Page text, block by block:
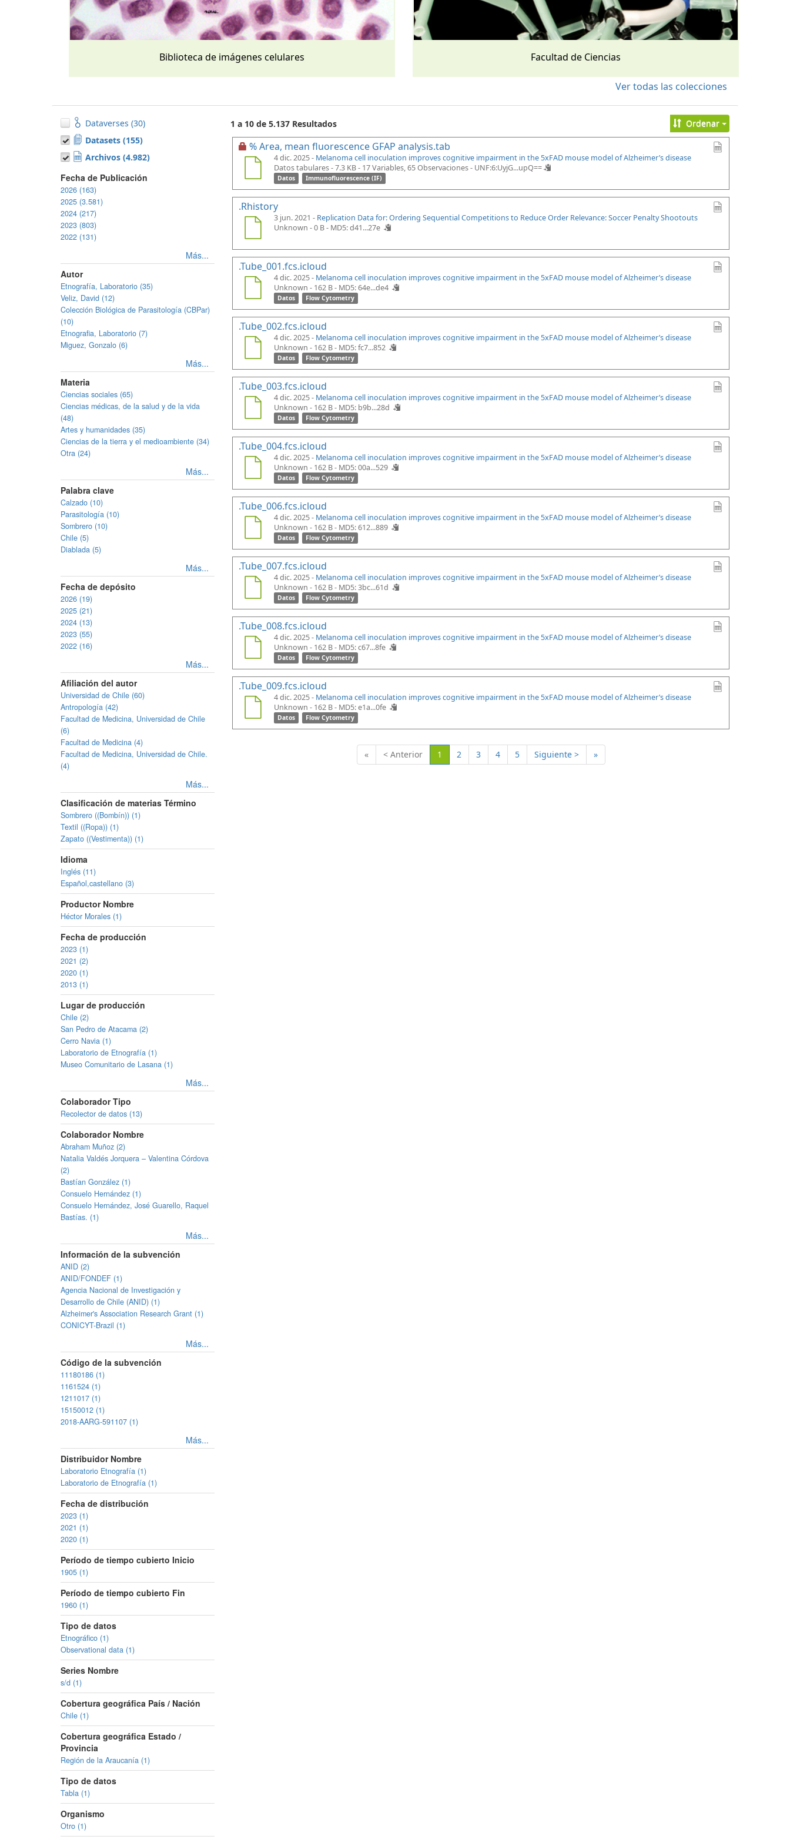
Biblioteca de imágenes celulares Facultad de Ciencias
Ver todas las colecciones
Dataverses (30)
Datasets (155)
Archivos (4.982)
Fecha de Publicación
2026 (163)
2025 (3.581)
2024 (217)
2023 (803)
2022 (131)
Más...
Autor
Etnografía, Laboratorio (35)
Veliz, David (12)
Colección Biológica de Parasitología (CBPar)
(10)
Etnografia, Laboratorio (7)
Miguez, Gonzalo (6)
Más...
Materia
Ciencias sociales (65)
Ciencias médicas, de la salud y de la vida
(48)
Artes y humanidades (35)
Ciencias de la tierra y el medioambiente (34)
Otra (24)
Más...
Palabra clave
Calzado (10)
Parasitología (10)
Sombrero (10)
Chile (5)
Diablada (5)
Más...
Fecha de depósito
2026 (19)
2025 (21)
2024 (13)
2023 (55)
2022 (16)
Más...
Afiliación del autor
Universidad de Chile (60)
Antropología (42)
Facultad de Medicina, Universidad de Chile
(6)
Facultad de Medicina (4)
Facultad de Medicina, Universidad de Chile.
(4)
Más...
Clasificación de materias Término
Sombrero ((Bombín)) (1)
Textil ((Ropa)) (1)
Zapato ((Vestimenta)) (1)
Idioma
Inglés (11)
Español,castellano (3)
Productor Nombre
Héctor Morales (1)
Fecha de producción
2023 (1)
2021 (2)
2020 (1)
2013 (1)
Lugar de producción
Chile (2)
San Pedro de Atacama (2)
Cerro Navia (1)
Laboratorio de Etnografía (1)
Museo Comunitario de Lasana (1)
Más...
Colaborador Tipo
Recolector de datos (13)
Colaborador Nombre
Abraham Muñoz (2)
Natalia Valdés Jorquera – Valentina Córdova
(2)
Bastían González (1)
Consuelo Hernández (1)
Consuelo Hernández, José Guarello, Raquel
Bastías. (1)
Más...
Información de la subvención
ANID (2)
ANID/FONDEF (1)
Agencia Nacional de Investigación y
Desarrollo de Chile (ANID) (1)
Alzheimer's Association Research Grant (1)
CONICYT-Brazil (1)
Más...
Código de la subvención
11180186 (1)
1161524 (1)
1211017 (1)
15150012 (1)
2018-AARG-591107 (1)
Más...
Distribuidor Nombre
Laboratorio Etnografía (1)
Laboratorio de Etnografía (1)
Fecha de distribución
2023 (1)
2021 (1)
2020 (1)
Período de tiempo cubierto Inicio
1905 (1)
Período de tiempo cubierto Fin
1960 (1)
Tipo de datos
Etnográfico (1)
Observational data (1)
Series Nombre
s/d (1)
Cobertura geográfica País / Nación
Chile (1)
Cobertura geográfica Estado /
Provincia
Región de la Araucanía (1)
Tipo de datos
Tabla (1)
Organismo
Otro (1)
1 a 10 de 5.137 Resultados Ordenar
% Area, mean fluorescence GFAP analysis.tab
4 dic. 2025 - Melanoma cell inoculation improves cognitive impairment in the 5xFAD mouse model of Alzheimer’s disease
Datos tabulares - 7.3 KB- 17 Variables, 65 Observaciones - UNF:6:UyjG...upQ==
Datos Immunofluorescence (IF)
.Rhistory
3 jun. 2021 - Replication Data for: Ordering Sequential Competitions to Reduce Order Relevance: Soccer Penalty Shootouts
Unknown - 0 B - MD5: d41...27e
.Tube_001.fcs.icloud
4 dic. 2025 - Melanoma cell inoculation improves cognitive impairment in the 5xFAD mouse model of Alzheimer’s disease
Unknown - 162 B - MD5: 64e...de4
Datos Flow Cytometry
.Tube_002.fcs.icloud
4 dic. 2025 - Melanoma cell inoculation improves cognitive impairment in the 5xFAD mouse model of Alzheimer’s disease
Unknown - 162 B - MD5: fc7...852
Datos Flow Cytometry
.Tube_003.fcs.icloud
4 dic. 2025 - Melanoma cell inoculation improves cognitive impairment in the 5xFAD mouse model of Alzheimer’s disease
Unknown - 162 B - MD5: b9b...28d
Datos Flow Cytometry
.Tube_004.fcs.icloud
4 dic. 2025 - Melanoma cell inoculation improves cognitive impairment in the 5xFAD mouse model of Alzheimer’s disease
Unknown - 162 B - MD5: 00a...529
Datos Flow Cytometry
.Tube_006.fcs.icloud
4 dic. 2025 - Melanoma cell inoculation improves cognitive impairment in the 5xFAD mouse model of Alzheimer’s disease
Unknown - 162 B - MD5: 612...889
Datos Flow Cytometry
.Tube_007.fcs.icloud
4 dic. 2025 - Melanoma cell inoculation improves cognitive impairment in the 5xFAD mouse model of Alzheimer’s disease
Unknown - 162 B - MD5: 3bc...61d
Datos Flow Cytometry
.Tube_008.fcs.icloud
4 dic. 2025 - Melanoma cell inoculation improves cognitive impairment in the 5xFAD mouse model of Alzheimer’s disease
Unknown - 162 B - MD5: c67...8fe
Datos Flow Cytometry
.Tube_009.fcs.icloud
4 dic. 2025 - Melanoma cell inoculation improves cognitive impairment in the 5xFAD mouse model of Alzheimer’s disease
Unknown - 162 B - MD5: e1a...0fe
Datos Flow Cytometry
« < Anterior 1 (Actual)
2 3 4 5 Siguiente > »